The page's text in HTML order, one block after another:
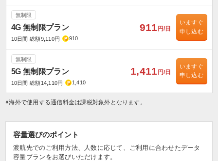
無制限
4G 無制限プラン
10日間 総額9,110円 910
911 円/日
いますぐ
申し込む
無制限
5G 無制限プラン
10日間 総額14,110円 1,410
1,411 円/日
いますぐ
申し込む
※海外で使用する通信料金は課税対象外となります。
容量選びのポイント
渡航先でのご利用方法、人数に応じて、ご利用に合わせたデータ
容量プランをお選びいただけます。